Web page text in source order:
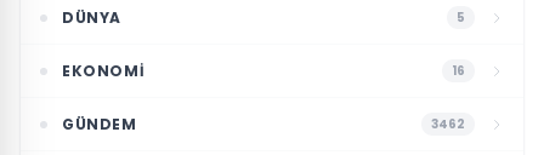
DÜNYA 5
EKONOMI 16
GÜNDEM 3462